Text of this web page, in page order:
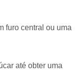
furo central ou uma
até obter uma